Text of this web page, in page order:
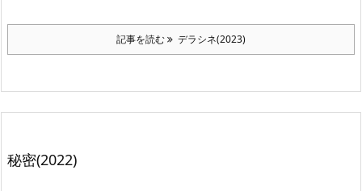
記事を読む デラシネ(2023)
秘密(2022)